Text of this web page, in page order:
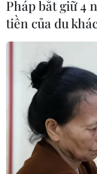
Iran sẵn sàng
nhân “tốt và
29/09/2022 23:45
Trả lời phỏng vấn
biết ông đã nói
thỏa thuận tốt và
Pháp bắt giữ 4
tiền của du